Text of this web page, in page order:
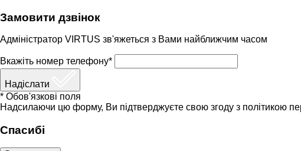
Замовити дзвінок
Адміністратор VIRTUS зв'яжеться з Вами найближчим часом
Вкажіть номер телефону*
Надіслати
* Обов'язкові поля
Надсилаючи цю форму, Ви підтверджуєте свою згоду з політикою
Спасибі